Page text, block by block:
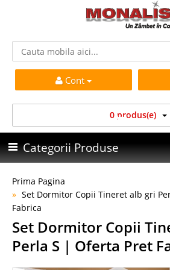
Cont
0 produs(e)
Categorii Produse
Prima Pagina
Set Dormitor Copii Tineret alb gri
Fabrica
Set Dormitor Copii
Perla S | Oferta Pret